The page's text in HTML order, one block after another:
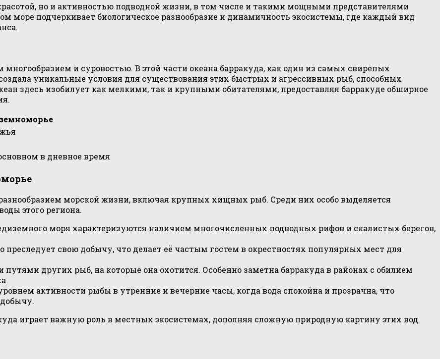
но и активностью подводной жизни, в том числе и такими мощными представителями
море подчеркивает биологическое разнообразие и динамичность экосистемы, где каждый вид
и суровостью. В этой части океана барракуда, как один из самых свирепых
уникальные условия для существования этих быстрых и агрессивных рыб, способных
здесь изобилует как мелкими, так и крупными обитателями, предоставляя барракуде обширное
в дневное время
морской жизни, включая крупных хищных рыб. Среди них особо выделяется
этого региона.
моря характеризуются наличием многочисленных подводных рифов и скалистых берегов,
преследует свою добычу, что делает её частым гостем в окрестностях популярных мест для
других рыб, на которые она охотится. Особенно заметна барракуда в районах с обилием
активности рыбы в утренние и вечерние часы, когда вода спокойна и прозрачна, что
играет важную роль в местных экосистемах, дополняя сложную природную картину этих вод.